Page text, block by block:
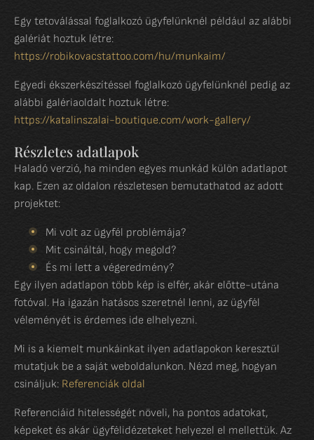
Egy tetoválással foglalkozó ügyfelünknél például az alábbi
galériát hoztuk létre:
https://robikovacstattoo.com/hu/munkaim/
Egyedi ékszerkészítéssel foglalkozó ügyfelünknél pedig az
alábbi galériaoldalt hoztuk létre:
https://katalinszalai-boutique.com/work-gallery/
Részletes adatlapok
Haladó verzió, ha minden egyes munkád külön adatlapot
kap. Ezen az oldalon részletesen bemutathatod az adott
projektet:
Mi volt az ügyfél problémája?
Mit csináltál, hogy megold?
És mi lett a végeredmény?
Egy ilyen adatlapon több kép is elfér, akár előtte-utána
fotóval. Ha igazán hatásos szeretnél lenni, az ügyfél
véleményét is érdemes ide elhelyezni.
Mi is a kiemelt munkáinkat ilyen adatlapokon keresztül
mutatjuk be a saját weboldalunkon. Nézd meg, hogyan
csináljuk: Referenciák oldal
Referenciáid hitelességét növeli, ha pontos adatokat,
képeket és akár ügyfélidézeteket helyezel el mellettük. Az